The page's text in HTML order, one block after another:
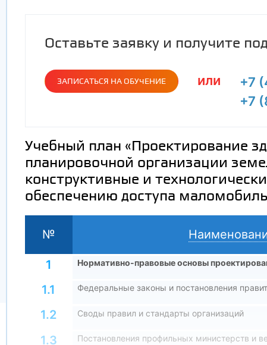
Оставьте заявку и получите
ЗАПИСАТЬСЯ НА ОБУЧЕНИЕ или
+7
+7
Учебный план «Проектирование
планировочной организации
конструктивные и
обеспечению доступа
№
1 Нормативно-правовые основы
1.1 Федеральные законы и постановления
1.2 Своды правил и стандарты организаций
1.3 Постановления профильных министерств и